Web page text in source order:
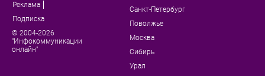
Реклама
Подписка
© 2004-2026
"Инфокоммуникации
онлайн"
Санкт-Петербург
Поволжье
Москва
Сибирь
Урал